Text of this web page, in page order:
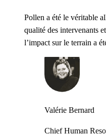
Pollen a été le véritable
qualité des intervenants
l’impact sur le terrain a
Valérie Bernard
Chief Human